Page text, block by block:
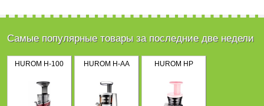
Самые популярные товары за последние две недели
HUROM H-100 HUROM H-AA HUROM HP